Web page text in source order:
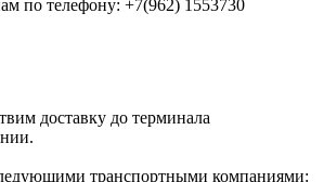
по телефону: +7(962) 1553730
доставку до терминала
транспортными компаниями: